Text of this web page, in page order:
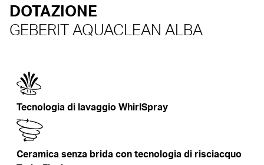
DOTAZIONE
GEBERIT AQUACLEAN ALBA
Tecnologia di lavaggio WhirlSpray
Ceramica senza brida con tecnologia di risciacquo